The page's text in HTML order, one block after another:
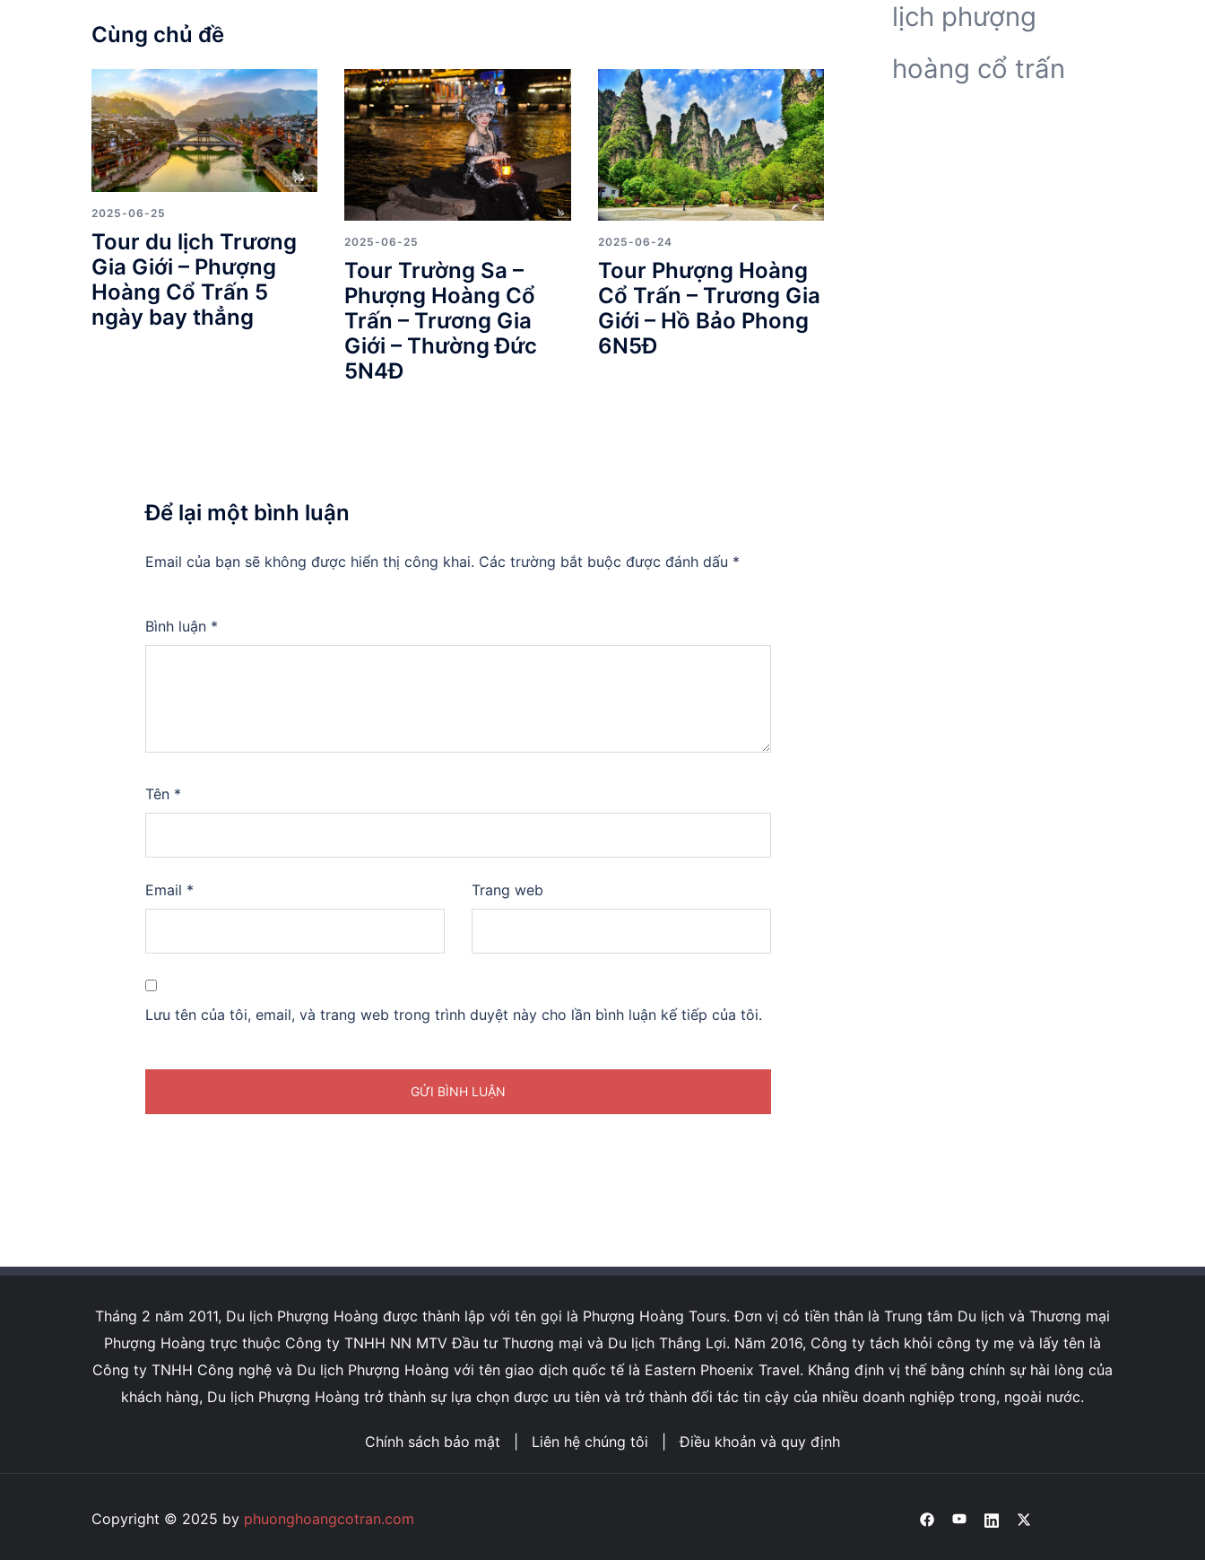
Cùng chủ đề
2025-06-25
Tour du lịch Trương
Gia Giới – Phượng
Hoàng Cổ Trấn 5
ngày bay thẳng
2025-06-25
Tour Trường Sa –
Phượng Hoàng Cổ
Trấn – Trương Gia
Giới – Thường Đức
5N4Đ
2025-06-24
Tour Phượng Hoàng
Cổ Trấn – Trương Gia
Giới – Hồ Bảo Phong
6N5Đ
Để lại một bình luận
Email của bạn sẽ không được hiển thị công khai. Các trường bắt buộc được đánh dấu *
Bình luận *
Tên *
Email * Trang web
Lưu tên của tôi, email, và trang web trong trình duyệt này cho lần bình luận kế tiếp của tôi.
lịch phượng
hoàng cổ trấn
Tháng 2 năm 2011, Du lịch Phượng Hoàng được thành lập với tên gọi là Phượng Hoàng Tours. Đơn vị có tiền thân là Trung tâm Du lịch và Thương mại
Phượng Hoàng trực thuộc Công ty TNHH NN MTV Đầu tư Thương mại và Du lịch Thắng Lợi. Năm 2016, Công ty tách khỏi công ty mẹ và lấy tên là
Công ty TNHH Công nghệ và Du lịch Phượng Hoàng với tên giao dịch quốc tế là Eastern Phoenix Travel. Khẳng định vị thế bằng chính sự hài lòng của
khách hàng, Du lịch Phượng Hoàng trở thành sự lựa chọn được ưu tiên và trở thành đối tác tin cậy của nhiều doanh nghiệp trong, ngoài nước.
Chính sách bảo mật Liên hệ chúng tôi |Điều khoản và quy định
Copyright © 2025 by phuonghoangcotran.com